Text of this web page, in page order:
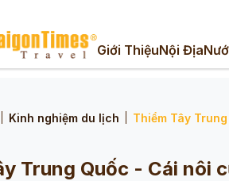
Giới ThiệuNội Địa
Kinh nghiệm du lịch Thiểm Tây
Trung Quốc - Cái nôi